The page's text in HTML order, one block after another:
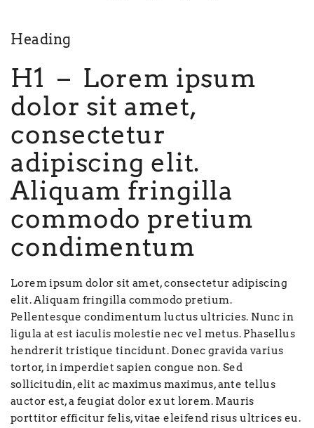
Heading
H1 – Lorem ipsum
dolor sit amet,
consectetur
adipiscing elit.
Aliquam fringilla
commodo pretium
condimentum
Lorem ipsum dolor sit amet, consectetur adipiscing
elit. Aliquam fringilla commodo pretium.
Pellentesque condimentum luctus ultricies. Nunc in
ligula at est iaculis molestie nec vel metus. Phasellus
hendrerit tristique tincidunt. Donec gravida varius
tortor, in imperdiet sapien congue non. Sed
sollicitudin, elit ac maximus maximus, ante tellus
auctor est, a feugiat dolor ex ut lorem. Mauris
porttitor efficitur felis, vitae eleifend risus ultrices eu.